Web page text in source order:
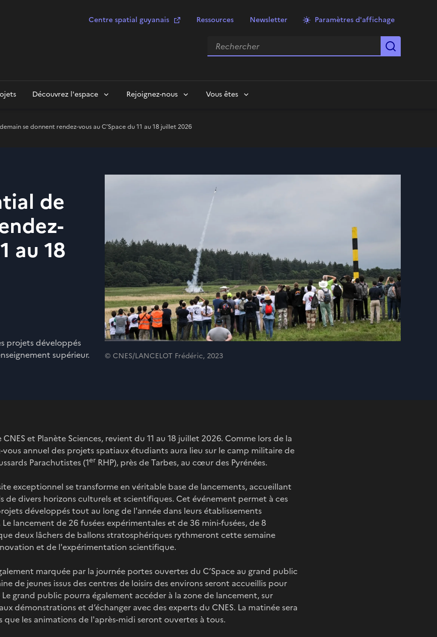
Centre spatial guyanais Ressources Newsletter Paramètres d'affichage
Rechercher
Découvrez l'espace Rejoignez-nous Vous êtes
se donnent rendez-vous au C’Space du 11 au 18 juillet 2026
de
au 18
projets développés
supérieur.
© CNES/LANCELOT Frédéric, 2023
CNES et Planète Sciences, revient du 11 au 18 juillet 2026. Comme lors de la
vous annuel des projets spatiaux étudiants aura lieu sur le camp militaire de
Parachutistes (1er RHP), près de Tarbes, au cœur des Pyrénées.
exceptionnel se transforme en véritable base de lancements, accueillant
de divers horizons culturels et scientifiques. Cet événement permet à ces
développés tout au long de l'année dans leurs établissements
lancement de 26 fusées expérimentales et de 36 mini-fusées, de 8
deux lâchers de ballons stratosphériques rythmeront cette semaine
et de l'expérimentation scientifique.
marquée par la journée portes ouvertes du C’Space au grand public
de jeunes issus des centres de loisirs des environs seront accueillis pour
grand public pourra également accéder à la zone de lancement, sur
démonstrations et d’échanger avec des experts du CNES. La matinée sera
que les animations de l'après-midi seront ouvertes à tous.